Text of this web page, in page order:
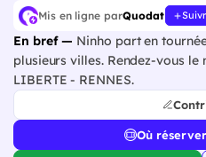
Mis en ligne parQuodat
En bref — Ninho part en
plusieurs villes. Rendez-vous
LIBERTE - RENNES.
Où réserver